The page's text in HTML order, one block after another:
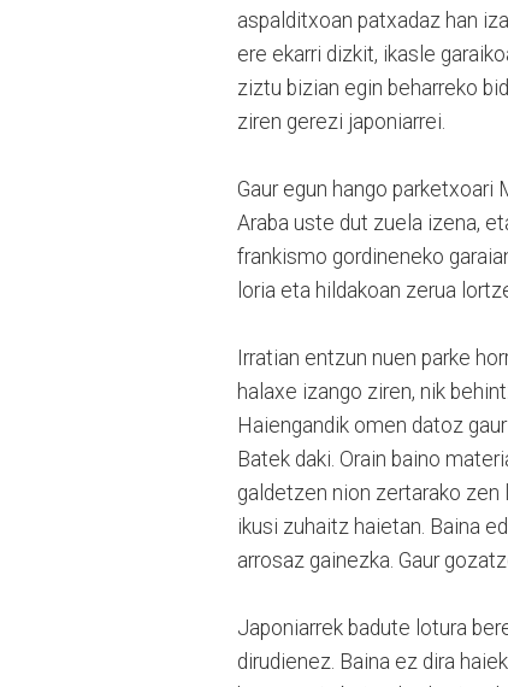
aspalditxoan patxadaz han
ere ekarri dizkit, ikasle
ziztu bizian egin beharreko
ziren gerezi japoniarrei.
Gaur egun hango parketxoari
Araba uste dut zuela izena,
frankismo gordineneko
loria eta hildakoan zerua
Irratian entzun nuen parke
halaxe izango ziren, nik
Haiengandik omen datoz
Batek daki. Orain baino
galdetzen nion zertarako zen
ikusi zuhaitz haietan. Baina
arrosaz gainezka. Gaur
Japoniarrek badute lotura
dirudienez. Baina ez dira